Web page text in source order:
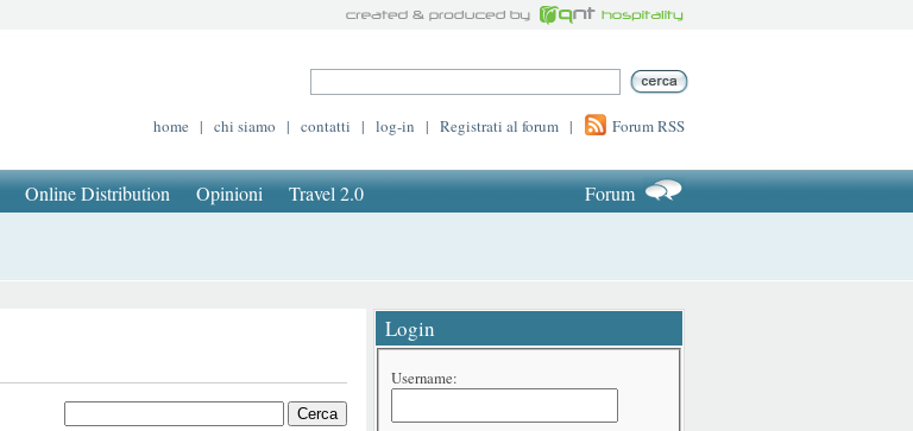
home | chi siamo | contatti | log-in | Registrati al forum | Forum RSS
Online Distribution Opinioni Travel 2.0 Forum
Login
Username: